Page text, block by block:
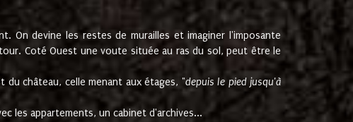
On devine les restes de murailles et imaginer l'imposante
Coté Ouest une voute située au ras du sol, peut être le
du château, celle menant aux étages, "depuis le pied jusqu'à
les appartements, un cabinet d'archives...